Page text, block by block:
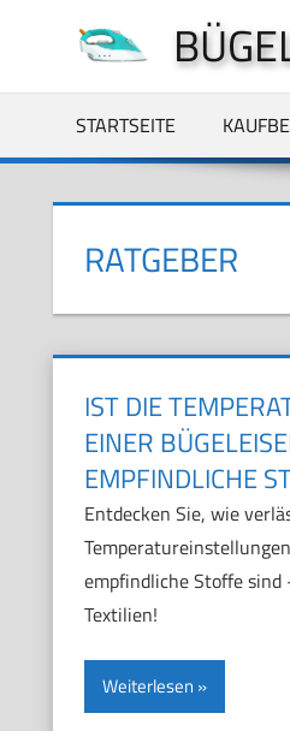
springen
STARTSEITE
RATGEBER
IST DIE
EINER
EMPFINDLICHE
Entdecken Sie, wie
empfindliche Stoffe
Textilien!
Weiterlesen